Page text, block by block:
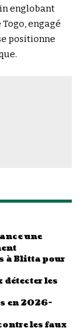
englobant
engagé
positionne
une
à Blitta pour
les
en 2026-
les faux